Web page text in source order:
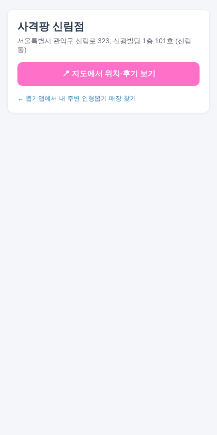
사격팡 신림점
서울특별시 관악구 신림로 323, 신광빌딩 1층 101호 (신림
동)
📍 지도에서 위치·후기 보기
← 뽑기맵에서 내 주변 인형뽑기 매장 찾기